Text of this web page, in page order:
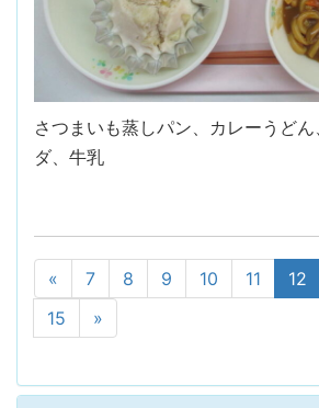
さつまいも蒸しパン、カレーうど
ダ、牛乳
« 7 8 9 10 11 12
15
»